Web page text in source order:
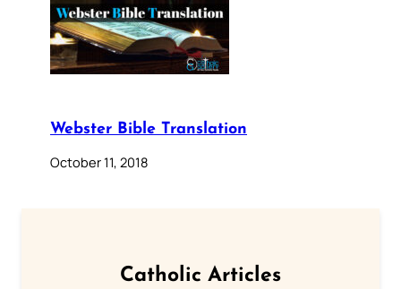
Webster Bible Translation
October 11, 2018
Catholic Articles